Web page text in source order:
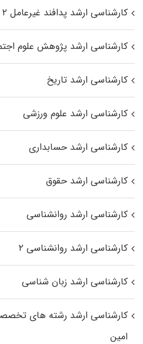
کارشناسی ارشد پدافند غیرعامل ۲
کارشناسی ارشد پژوهش علوم
کارشناسی ارشد تاریخ
کارشناسی ارشد علوم ورزشی
کارشناسی ارشد حسابداری
کارشناسی ارشد حقوق
کارشناسی ارشد روانشناسی
کارشناسی ارشد روانشناسی ۲
کارشناسی ارشد زبان شناسی
کارشناسی ارشد رﺷﺘﻪ ﻫﺎی
اﻣﻴﻦ